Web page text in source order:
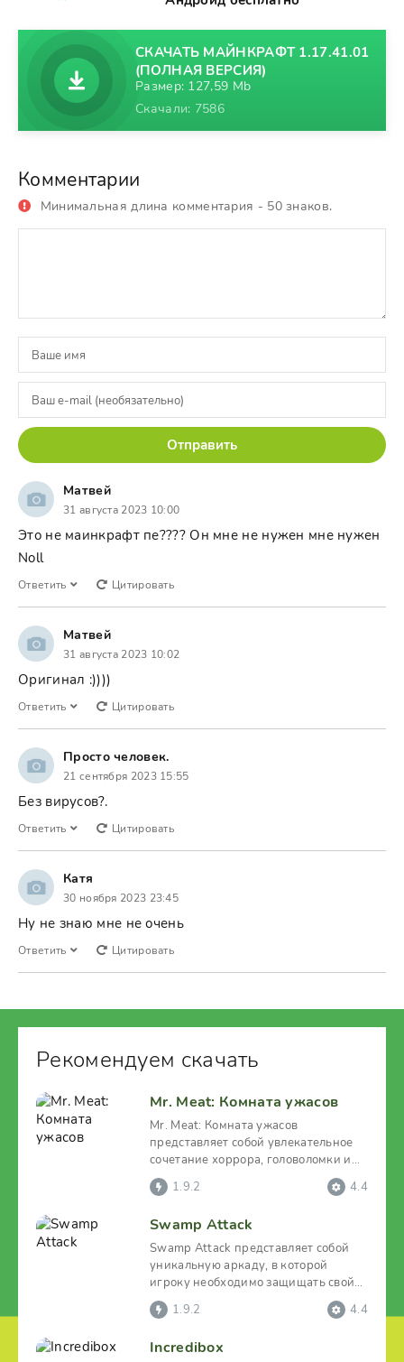
СКАЧАТЬ МАЙНКРАФТ 1.17.41.01
(ПОЛНАЯ ВЕРСИЯ)
Размер: 127,59 Mb
Скачали: 7586
Комментарии
Минимальная длина комментария - 50 знаков.
Отправить
Матвей
31 августа 2023 10:00
Это не маинкрафт пе???? Он мне не нужен мне нужен
Noll
Ответить Цитировать
Матвей
31 августа 2023 10:02
Оригинал :))))
Ответить Цитировать
Просто человек.
21 сентября 2023 15:55
Без вирусов?.
Ответить Цитировать
Катя
30 ноября 2023 23:45
Ну не знаю мне не очень
Ответить Цитировать
Рекомендуем скачать
Mr. Meat: Комната ужасов
Mr. Meat: Комната ужасов
представляет собой увлекательное
сочетание хоррора, головоломки и
экшена, действие которого
1.9.2 4.4
Swamp Attack
Swamp Attack представляет собой
уникальную аркаду, в которой
игроку необходимо защищать свой
дом от атак диких зверей.
1.9.2 4.4
Incredibox